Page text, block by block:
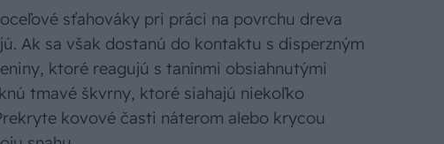
sťahováky pri práci na povrchu dreva
Ak sa však dostanú do kontaktu s disperzným
ktoré reagujú s tanínmi obsiahnutými
tmavé škvrny, ktoré siahajú niekoľko
kovové časti náterom alebo krycou